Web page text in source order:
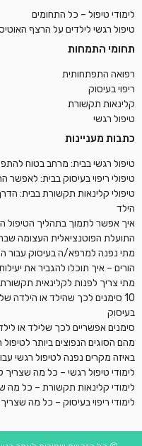
לימודי טיפול – כל התחומים
טיפול רגשי לילדים על הרצף
תחומי התמחות
רפואה התפתחותית
ריפוי בעיסוק
קלינאות תקשורת
טיפול רגשי
כתבות מעניינות
טיפול רגשי בבית: מרחב בטוח
טיפולי ריפוי בעיסוק בבית:
טיפולי קלינאות תקשורת בבית:
הילד
איך אפשר לתמוך בתהליך הטיפול
התועלת הפוטנציאלית העצומה
מתי נפנה למרפא/ה בעיסוק עבור
הורים – איך תוכלו להגביר את
מתי צריך לפנות לקלינאית
10 סימנים לכך שהילד או הילדה
בעיסוק
סימנים אפשריים לכך שלילד או
מהם הסוגים הנפוצים ביותר לטיפול
באיזה מקרים נפנה לטיפול רגשי
לימודי טיפול רגשי – כל מה
לימודי קלינאות תקשורת – כל מה
לימודי ריפוי בעיסוק – כל מה